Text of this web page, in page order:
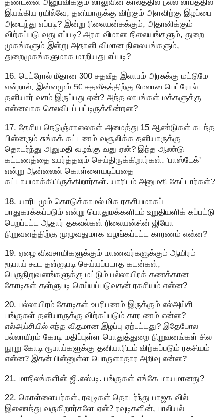
தண்டனை அனுபவிக்கும் லாலுவின் காலத்தில் நல்ல லாபத்தில்
இயங்கிய ரயில்வே, தனியாருக்கு விற்கும் அளவிற்கு இழப்பை
அடைந்து எப்படி? இன்று ரிலையன்சுக்கும், அதானிக்கும்
விற்கப்படு வது எப்படி? அரசு விமான நிலையங்களும், துறை
முகங்களும் இன்று அதானி விமான நிலையங்களும்,
துறைமுகங்களுமாக மாறியது எப்படி?
16. பெட்ரோல் மீதான 300 சதவீத இலாபம் அரசுக்கு மட்டுமே
என்றால், இன்னமும் 50 சதவீதத்திற்கு மேலான பெட்ரோல்
தனியார் வசம் இருப்பது ஏன்? அந்த லாபங்கள் மக்களுக்கு
என்னவாக செலவிடப் பட்டிருக்கின்றன?
17. தேசிய நெடுஞ்சாலைகள் அமைத்து 15 ஆண்டுகள் கடந்த
பின்னரும் சுங்கக் கட்டணம் வசூலிக்க தனியாருக்கு
தொடர்ந்து அனுமதி வழங்கு வது ஏன்? இந்த ஆண்டு
கட்டணத்தை உயர்த்தவும் செய்திருக்கிறார்கள். ‘பாஸ்டேக்'
என்று ஆன்லைன் கொள்ளையடிப்பதை
கட்டாயமாக்கியிருக்கிறார்கள். யாரிடம் அனுமதி கேட்டார்கள்?
18. யாரிடமும் கொடுக்காமல் மிக ரகசியமாகப்
பாதுகாக்கப்படும் என்று பொதுமக்களிடம் உறுதியளிக் கப்பட்டு
பெறப்பட்ட ஆதார் தகவல்கள் ரிலையன்சின் ஜியோ
நிறுவனத்திற்கு முழுவதுமாக வழங்கப்பட்ட காரணம் என்ன?
19. ஏழை விவசாயிகளுக்கும் மாணவர்களுக்கும் ஆயிரம்
ரூபாய் கூட தள்ளுபடி செய்யப்படாத கடன்கள்,
பெருநிறுவனங்களுக்கு மட்டும் பல்லாயிரக் கணக்கான
கோடிகள் தள்ளுபடி செய்யப்படுவதன் ரகசியம் என்ன?
20. பல்லாயிரம் கோடிகள் உபரிபணம் இருக்கும் எல்அய்சி
பங்குகள் தனியாருக்கு விற்கப்படும் கார ணம் என்ன?
எல்அய்சியில் எந்த விதமான இழப்பு ஏற்பட்டது? இதேபோல
பல்லாயிரம் கோடி மதிப்புள்ள பொதுத்துறை நிறுவனங்கள் சில
நூறு கோடி ரூபாய்களுக்கு தனியாரிடம் விற்கப்படும் ரகசியம்
என்ன? இதன் பின்னுள்ள பொருளாதார அறிவு என்ன?
21. மாநிலங்களின் ஜி.எஸ்.டி. பங்குகள் எங்கே மாயமானது?
22. கொள்ளையர்கள், ரவுடிகள் தொடர்ந்து பாஜக வில்
இணைந்து வருகிறார்களே ஏன்? ரவுடிகளின், பாலியல்